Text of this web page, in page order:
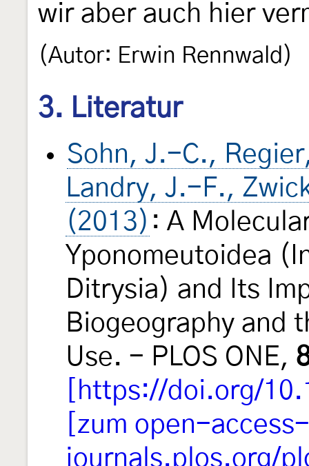
wir aber auch hier
(Autor: Erwin Rennwald)
3. Literatur
Sohn, J.-C.,
Landry, J.-F.,
(2013) : A
Yponomeutoidea
Ditrysia) and Its
Biogeography and
Use. - PLOS ONE,
[https://doi.org/
[zum open-
journals.plos.org/